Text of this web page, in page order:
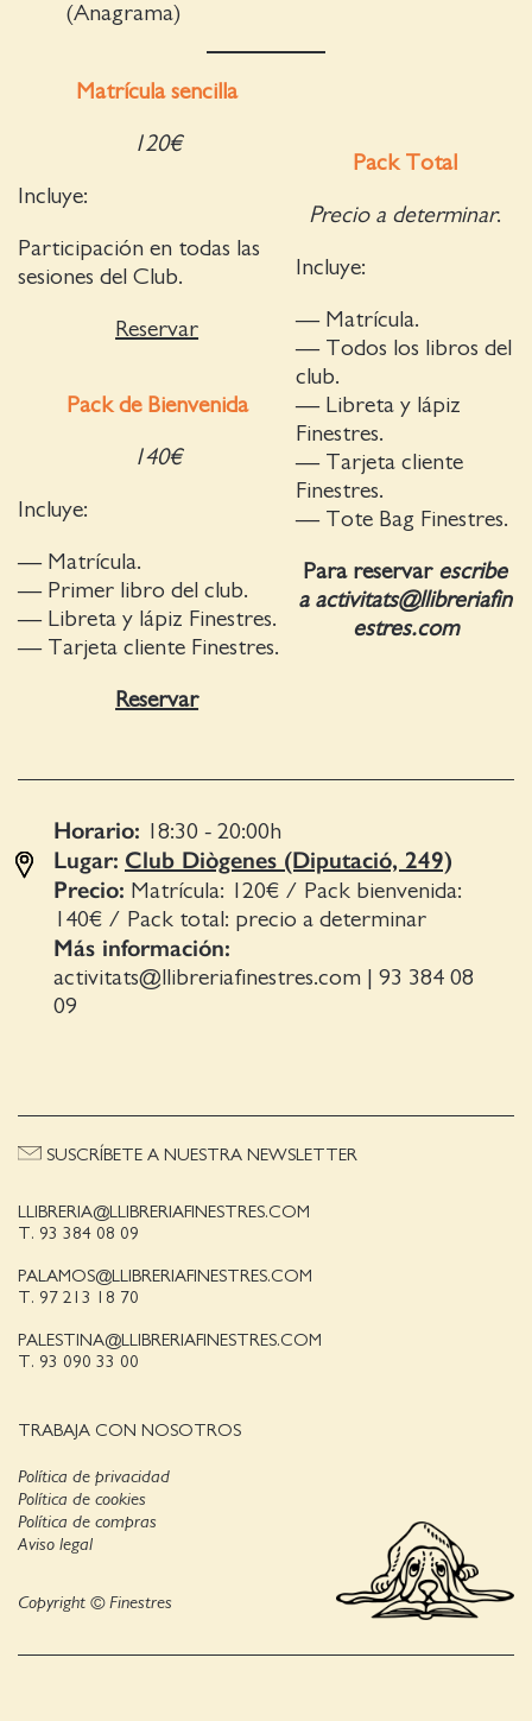
(Anagrama)
Matrícula sencilla
120€
Incluye:
Participación en todas las
sesiones del Club.
Reservar
Pack de Bienvenida
140€
Incluye:
— Matrícula.
— Primer libro del club.
— Libreta y lápiz Finestres.
— Tarjeta cliente Finestres.
Reservar
Pack Total
Precio a determinar.
Incluye:
— Matrícula.
— Todos los libros del
club.
— Libreta y lápiz
Finestres.
— Tarjeta cliente
Finestres.
— Tote Bag Finestres.
Para reservar escribe
a activitats@llibreriafin
estres.com
Horario: 18:30 - 20:00 h
Lugar: Club Diògenes (Diputació, 249)
Precio: Matrícula: 120€ / Pack bienvenida:
140€ / Pack total: precio a determinar
Más información:
activitats@llibreriafinestres.com
93 384 08
09
LLIBRERIA@LLIBRERIAFINESTRES.COM
T. 93 384 08 09
PALAMOS@LLIBRERIAFINESTRES.COM
T. 97 213 18 70
PALESTINA@LLIBRERIAFINESTRES.COM
T. 93 090 33 00
TRABAJA CON NOSOTROS
SUSCRÍBETE A NUESTRA NEWSLETTER
Política de privacidad
Política de cookies
Aviso legal
Política de compras
Copyright © Finestres